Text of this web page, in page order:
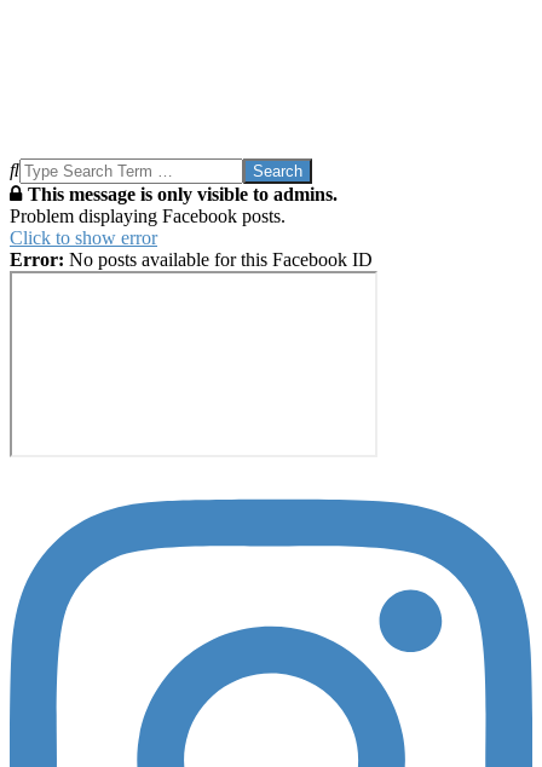
Search
This message is only visible to admins.
Problem displaying Facebook posts.
Click to show error
Error: No posts available for this Facebook ID